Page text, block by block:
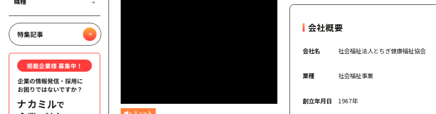
会社概要
会社名 社会福祉法人とちぎ健康福祉協会
業種 社会福祉事業
創立年月日 1967年